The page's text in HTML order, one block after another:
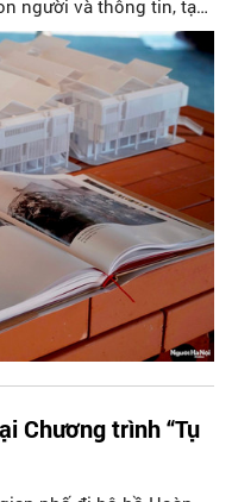
người và thông tin, tạo
qua thời gian.
Chương trình “Tụ